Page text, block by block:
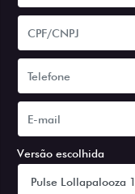
Versão escolhida